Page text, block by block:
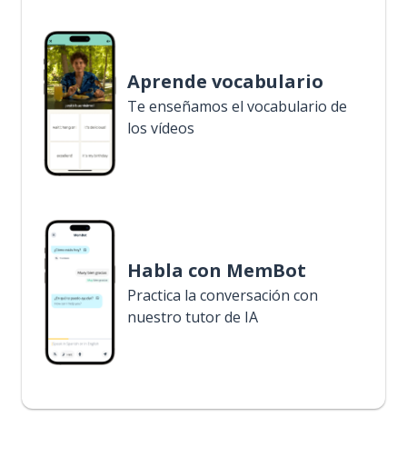
Aprende vocabulario
Te enseñamos el vocabulario de
los vídeos
Habla con MemBot
Practica la conversación con
nuestro tutor de IA